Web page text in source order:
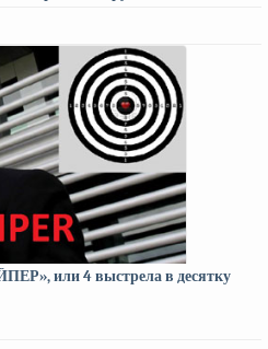
или 4 выстрела в десятку